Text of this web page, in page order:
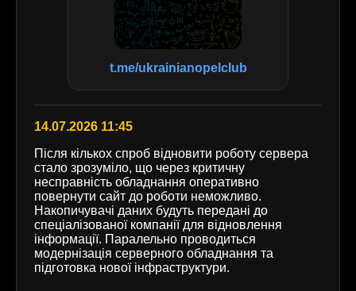
t.me/ukrainianopelclub
14.07.2026 11:45
Після кількох спроб відновити роботу сервера
стало зрозуміло, що через критичну
несправність обладнання оперативно
повернути сайт до роботи неможливо.
Накопичувачі даних будуть передані до
спеціалізованої компанії для відновлення
інформації. Паралельно проводиться
модернізація серверного обладнання та
підготовка нової інфраструктури.